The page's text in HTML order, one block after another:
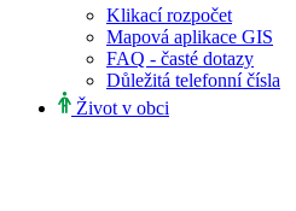
Klikací rozpočet
Mapová aplikace GIS
FAQ - časté dotazy
Důležitá telefonní čísla
Život v obci